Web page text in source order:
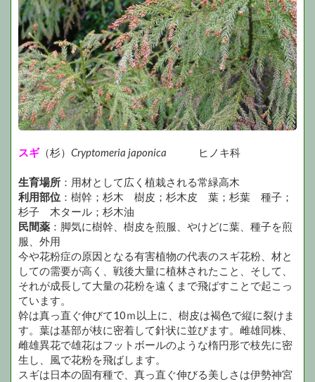
スギ（杉） Cryptomeria japonica ヒノキ科
生育場所 ：用材として広く植栽される常緑高木
利用部位 ：樹幹；杉木 樹皮；杉木皮 葉；杉葉 種子；
杉子 木タール；杉木油
民間薬 ：脚気に樹幹、樹皮を煎服、やけどに葉、種子を煎
服、外用
今や花粉症の原因となる有害植物の代表のスギ花粉、材と
しての需要が高く、戦後大量に植林されたこと、そして、
それが成長して大量の花粉を遠くまで飛ばすことで起こっ
ています。
幹は真っ直ぐ伸びて10ｍ以上に、樹皮は褐色で縦に裂けま
す。葉は基部が枝に密着して針状に並びます。雌雄同株、
雌雄異花で雄花はフットボールのような楕円形で枝先に密
生し、風で花粉を飛ばします。
スギは日本の固有種で、真っ直ぐ伸びる美しさは伊勢神宮